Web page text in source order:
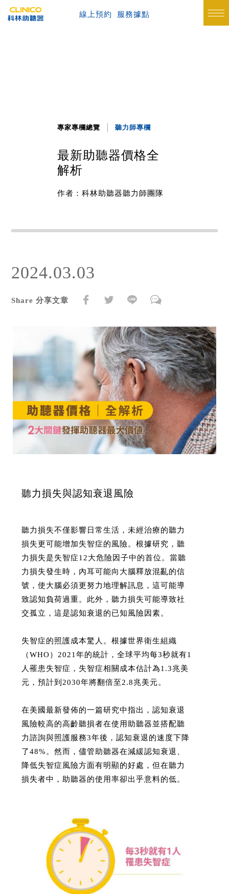
線上預約 服務據點
專家專欄總覽 聽力師專欄
最新助聽器價格全
解析
作者：科林助聽器聽力師團隊
2024.03.03
Share 分享文章
聽力損失與認知衰退風險
聽力損失不僅影響日常生活，未經治療的聽力
損失更可能增加失智症的風險。根據研究，聽
力損失是失智症12大危險因子中的首位。當聽
力損失發生時，內耳可能向大腦釋放混亂的信
號，使大腦必須更努力地理解訊息，這可能導
致認知負荷過重。此外，聽力損失可能導致社
交孤立，這是認知衰退的已知風險因素。
失智症的照護成本驚人。根據世界衛生組織
（WHO）2021年的統計，全球平均每3秒就有1
人罹患失智症，失智症相關成本估計為1.3兆美
元，預計到2030年將翻倍至2.8兆美元。
在美國最新發佈的一篇研究中指出，認知衰退
風險較高的高齡聽損者在使用助聽器並搭配聽
力諮詢與照護服務3年後，認知衰退的速度下降
了48%。然而，儘管助聽器在減緩認知衰退、
降低失智症風險方面有明顯的好處，但在聽力
損失者中，助聽器的使用率卻出乎意料的低。